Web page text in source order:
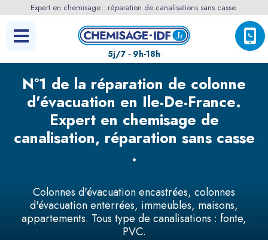
Expert en chemisage : réparation de canalisations sans casse.
5j/7 - 9h-18h
N°1 de la réparation de colonne
d'évacuation en Ile-De-France.
Expert en chemisage de
canalisation, réparation sans casse
.
Colonnes d'évacuation encastrées, colonnes
d'évacuation enterrées, immeubles, maisons,
appartements. Tous type de canalisations : fonte,
PVC.